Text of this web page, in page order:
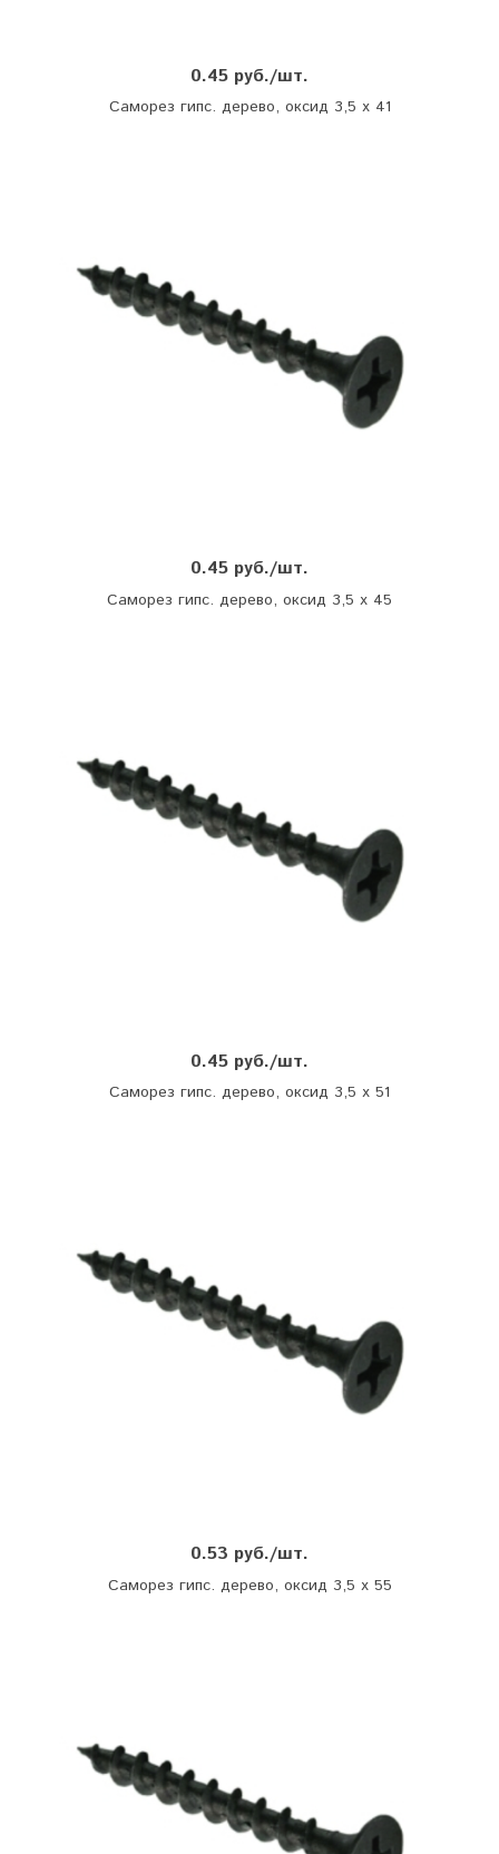
0.45 руб./шт.
Саморез гипс. дерево, оксид 3,5 х 41
0.45 руб./шт.
Саморез гипс. дерево, оксид 3,5 х 45
0.45 руб./шт.
Саморез гипс. дерево, оксид 3,5 х 51
0.53 руб./шт.
Саморез гипс. дерево, оксид 3,5 х 55